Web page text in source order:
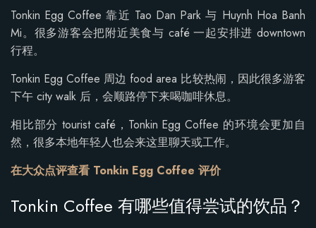
Tonkin Egg Coffee 靠近 Tao Dan Park 与 Huynh Hoa Banh
Mi。很多游客会把附近美食与 café 一起安排进 downtown
行程。
Tonkin Egg Coffee 周边 food area 比较热闹，因此很多游客
下午 city walk 后，会顺路停下来喝咖啡休息。
相比部分 tourist café，Tonkin Egg Coffee 的环境会更加自
然，很多本地年轻人也会来这里聊天或工作。
在大众点评查看 Tonkin Egg Coffee 评价
Tonkin Coffee 有哪些值得尝试的饮品？